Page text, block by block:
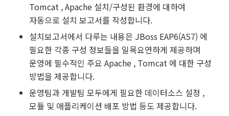
Tomcat , Apache 설치/구성된 환경에 대하여
자동으로 설치 보고서를 작성합니다.
설치보고서에서 다루는 내용은 JBoss EAP6(AS7) 에
필요한 각종 구성 정보들을 일목요연하게 제공하며
운영에 필수적인 주요 Apache , Tomcat 에 대한 구성
방법을 제공합니다.
운영팀과 개발팀 모두에게 필요한 데이터소스 설정 ,
모듈 및 애플리케이션 배포 방법 등도 제공합니다.